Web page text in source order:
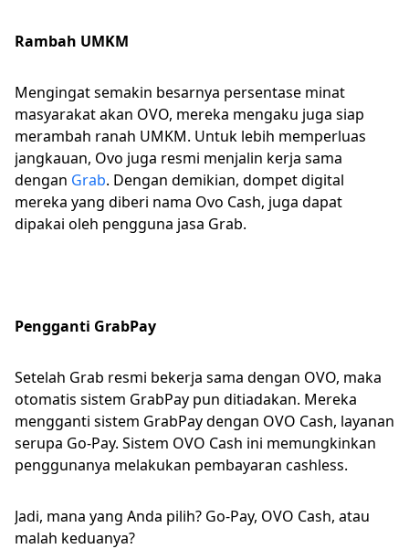
Rambah UMKM
Mengingat semakin besarnya persentase minat
masyarakat akan OVO, mereka mengaku juga siap
merambah ranah UMKM. Untuk lebih memperluas
jangkauan, Ovo juga resmi menjalin kerja sama
dengan Grab. Dengan demikian, dompet digital
mereka yang diberi nama Ovo Cash, juga dapat
dipakai oleh pengguna jasa Grab.
Pengganti GrabPay
Setelah Grab resmi bekerja sama dengan OVO, maka
otomatis sistem GrabPay pun ditiadakan. Mereka
mengganti sistem GrabPay dengan OVO Cash, layanan
serupa Go-Pay. Sistem OVO Cash ini memungkinkan
penggunanya melakukan pembayaran cashless.
Jadi, mana yang Anda pilih? Go-Pay, OVO Cash, atau
malah keduanya?